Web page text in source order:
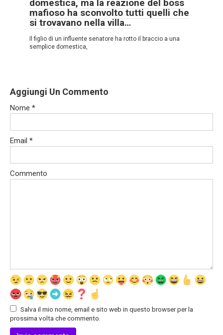
domestica, ma la reazione del boss
mafioso ha sconvolto tutti quelli che
si trovavano nella villa…
Il figlio di un influente senatore ha rotto il braccio a una
semplice domestica,
Aggiungi Un Commento
Nome *
Email *
Commento
Salva il mio nome, email e sito web in questo browser per la
prossima volta che commento.